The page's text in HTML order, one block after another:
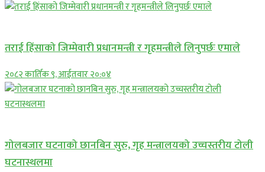
तराई हिंसाको जिम्मेवारी प्रधानमन्त्री र गृहमन्त्रीले लिनुपर्छः एमाले
२०८२ कार्तिक ९, आईतवार २०:०४
गोलबजार घटनाको छानबिन सुरु, गृह मन्त्रालयको उच्चस्तरीय टोली
घटनास्थलमा